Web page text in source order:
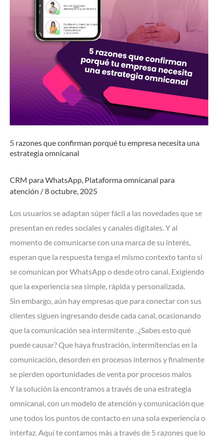
5 razones que confirman porqué tu empresa necesita una
estrategia omnicanal
CRM para WhatsApp Plataforma omnicanal para
atención /8 octubre, 2025
Los usuarios se adaptan súper fácil a las novedades que se
presentan en redes sociales y canales digitales. Y al
momento de comunicarse con una marca de su interés,
esperan que la respuesta tenga el mismo contexto tanto si
se comunican por WhatsApp o desde otro canal. Exigiendo
que la experiencia sea simple, rápida y personalizada.
Sin embargo, aún hay empresas que para conectar con sus
clientes siguen ingresando desde cada canal, ocasionando
que la comunicación sea intermitente . ¿Sabes esto qué
puede causar? Que haya frustración, intermitencias en la
comunicación, desorden en procesos internos y finalmente
se pierden oportunidades de venta por procesos malos
Y la solución la encontramos a través de una estrategia
omnicanal, con un modelo de atención y comunicación que
une todos los puntos de contacto en una sola experiencia o
interfaz. Aquí te contamos más a través de 5 razones que lo
empresa
necesita
estrategia
omnicanal